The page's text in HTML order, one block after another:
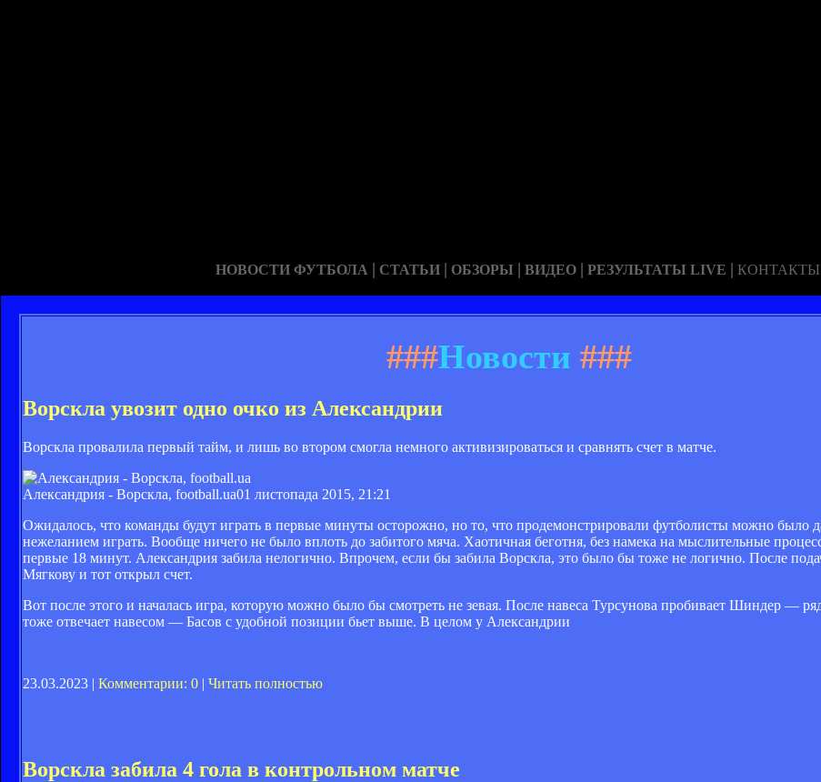
НОВОСТИ ФУТБОЛА | СТАТЬИ | ОБЗОРЫ | ВИДЕО | РЕЗУЛЬТАТЫ LIVE | КОНТАКТЫ
###Новости ###
Ворскла увозит одно очко из Александрии
Ворскла провалила первый тайм, и лишь во втором смогла немного активизироваться и сравнять счет в матче.
Александрия - Ворскла, football.ua01 листопада 2015, 21:21
Ожидалось, что команды будут играть в первые минуты осторожно, но то, что продемонстрировали футболисты можно было
нежеланием играть. Вообще ничего не было вплоть до забитого мяча. Хаотичная беготня, без намека на мыслительные
первые 18 минут. Александрия забила нелогично. Впрочем, если бы забила Ворскла, это было бы тоже не логично. После
Мягкову и тот открыл счет.
Вот после этого и началась игра, которую можно было бы смотреть не зевая. После навеса Турсунова пробивает Шиндер —
тоже отвечает навесом — Басов с удобной позиции бьет выше. В целом у Александрии
23.03.2023 | Комментарии: 0 | Читать полностью
Ворскла забила 4 гола в контрольном матче